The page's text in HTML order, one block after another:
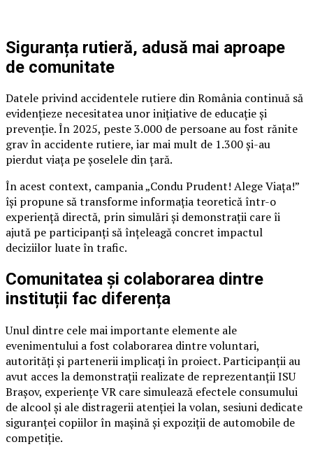
Siguranța rutieră, adusă mai aproape
de comunitate
Datele privind accidentele rutiere din România continuă să
evidențieze necesitatea unor inițiative de educație și
prevenție. În 2025, peste 3.000 de persoane au fost rănite
grav în accidente rutiere, iar mai mult de 1.300 și-au
pierdut viața pe șoselele din țară.
În acest context, campania „Condu Prudent! Alege Viața!”
își propune să transforme informația teoretică într-o
experiență directă, prin simulări și demonstrații care îi
ajută pe participanți să înțeleagă concret impactul
deciziilor luate în trafic.
Comunitatea și colaborarea dintre
instituții fac diferența
Unul dintre cele mai importante elemente ale
evenimentului a fost colaborarea dintre voluntari,
autorități și partenerii implicați în proiect. Participanții au
avut acces la demonstrații realizate de reprezentanții ISU
Brașov, experiențe VR care simulează efectele consumului
de alcool și ale distragerii atenției la volan, sesiuni dedicate
siguranței copiilor în mașină și expoziții de automobile de
competiție.